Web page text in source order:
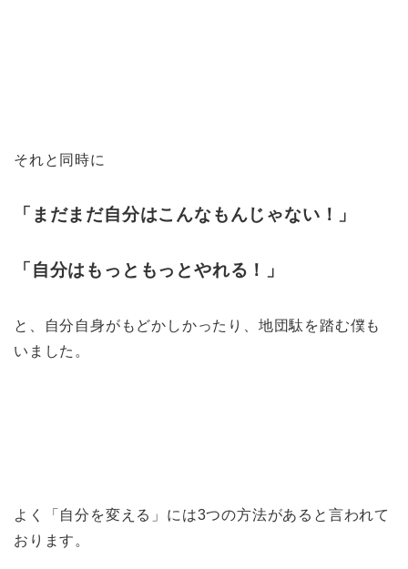
それと同時に
「まだまだ自分はこんなもんじゃない！」
「自分はもっともっとやれる！」
と、自分自身がもどかしかったり、地団駄を踏む僕も
いました。
よく「自分を変える」には3つの方法があると言われて
おります。